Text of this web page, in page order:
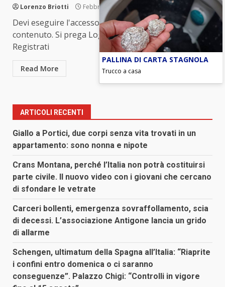
Lorenzo Briotti Febbraio 15, 2023
Devi eseguire l'accesso per visualizzare questo
contenuto. Si prega Log In. Non sei un membro?
Registrati
Read More
ARTICOLI RECENTI
Giallo a Portici, due corpi senza vita trovati in un
appartamento: sono nonna e nipote
Crans Montana, perché l’Italia non potrà costituirsi
parte civile. Il nuovo video con i giovani che cercano
di sfondare le vetrate
Carceri bollenti, emergenza sovraffollamento, scia
di decessi. L’associazione Antigone lancia un grido
di allarme
Schengen, ultimatum della Spagna all’Italia: “Riaprite
i confini entro domenica o ci saranno
conseguenze”. Palazzo Chigi: “Controlli in vigore
PALLINA DI CARTA STAGNOLA
Trucco a casa